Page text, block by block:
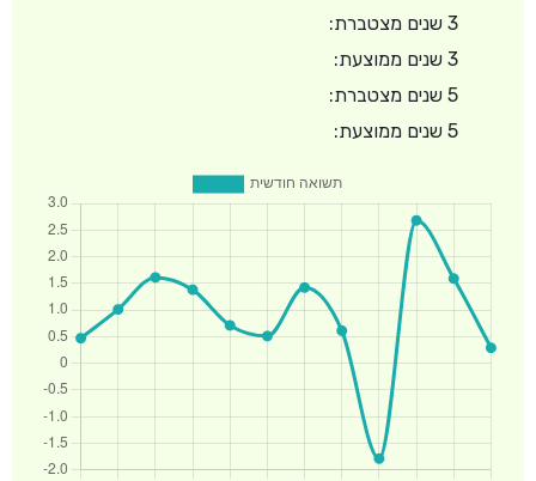
3 שנים מצטברת:
3 שנים ממוצעת:
5 שנים מצטברת:
5 שנים ממוצעת: